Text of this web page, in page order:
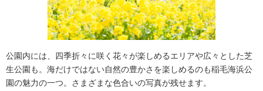
公園内には、四季折々に咲く花々が楽しめるエリアや広々とした芝
生公園も。海だけではない自然の豊かさを楽しめるのも稲毛海浜公
園の魅力の一つ。さまざまな色合いの写真が残せます。